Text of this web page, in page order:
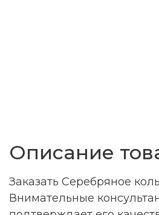
Описание
Заказать Серебряное
Внимательные